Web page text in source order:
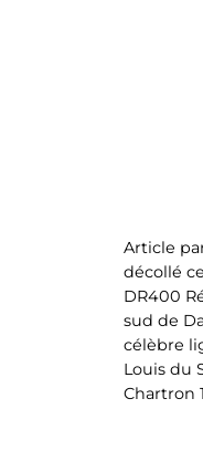
Article
décollé
DR400
sud de
célèbre
Louis du
Chartron